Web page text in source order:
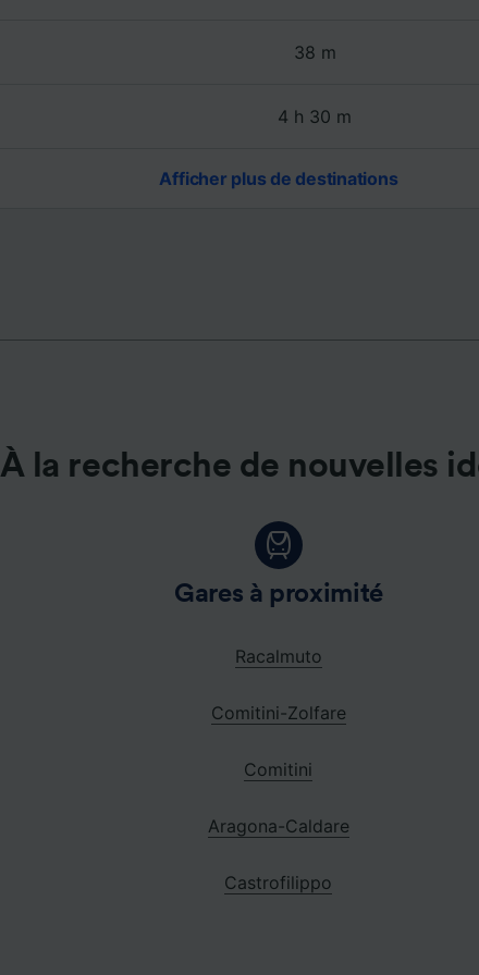
38 m
4 h 30 m
Afficher plus de destinations
À la recherche de nouvelles
Gares à proximité
Racalmuto
Comitini-Zolfare
Comitini
Aragona-Caldare
Castrofilippo